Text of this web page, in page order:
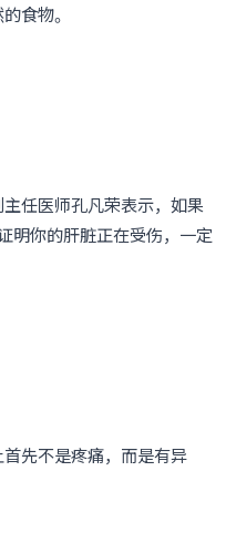
食物。
任医师孔凡荣表示，如果
明你的肝脏正在受伤，一定
先不是疼痛，而是有异